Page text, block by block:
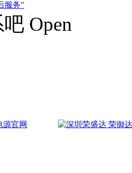
服务
Open